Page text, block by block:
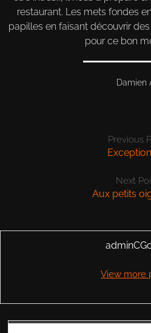
restaurant. Les mets fondes
papilles en faisant découvrir
pour ce bon
Damien
Previous
Next
Aux petits
View more